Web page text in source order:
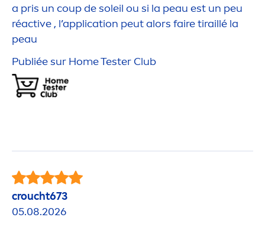
a pris un coup de soleil ou si la peau est un peu
réactive , l’application peut alors faire tiraillé la
peau
Publiée sur Home Tester Club
croucht673
05.08.2026